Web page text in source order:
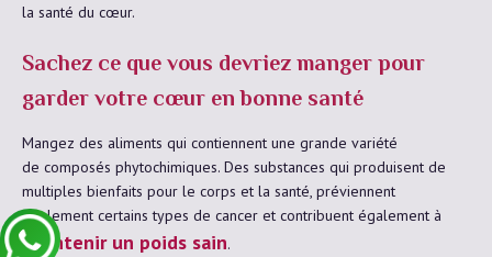
la santé du cœur.
Sachez ce que vous devriez manger pour
garder votre cœur en bonne santé
Mangez des aliments qui contiennent une grande variété
de composés phytochimiques. Des substances qui produisent de
multiples bienfaits pour le corps et la santé, préviennent
également certains types de cancer et contribuent également à
maintenir un poids sain.